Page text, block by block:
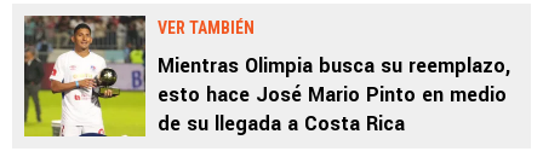
VER TAMBIÉN
Mientras Olimpia busca su reemplazo,
esto hace José Mario Pinto en medio
de su llegada a Costa Rica